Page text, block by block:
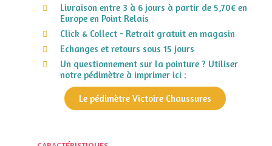
Livraison entre 3 à 6 jours à partir de 5,70€ en
Europe en Point Relais
Click & Collect - Retrait gratuit en magasin
Echanges et retours sous 15 jours
Un questionnement sur la pointure ? Utiliser
notre pédimètre à imprimer ici :
Le pédimètre Victoire Chaussures